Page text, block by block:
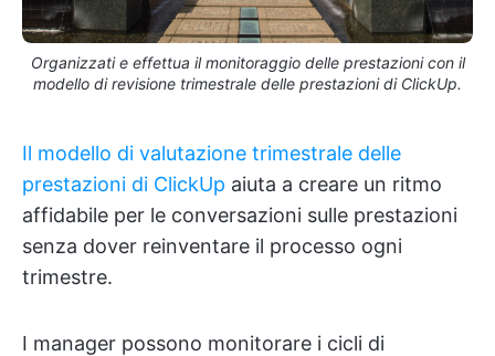
Organizzati e effettua il monitoraggio delle prestazioni con il
modello di revisione trimestrale delle prestazioni di ClickUp.
Il modello di valutazione trimestrale delle
prestazioni di ClickUp aiuta a creare un ritmo
affidabile per le conversazioni sulle prestazioni
senza dover reinventare il processo ogni
trimestre.
I manager possono monitorare i cicli di